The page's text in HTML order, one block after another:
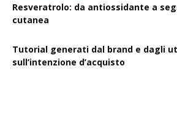
Resveratrolo: da antiossidante a
cutanea
Tutorial generati dal brand e dagli
sull’intenzione d’acquisto